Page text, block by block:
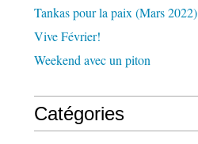
Tankas pour la paix (Mars 2022)
Vive Février!
Weekend avec un piton
Catégories